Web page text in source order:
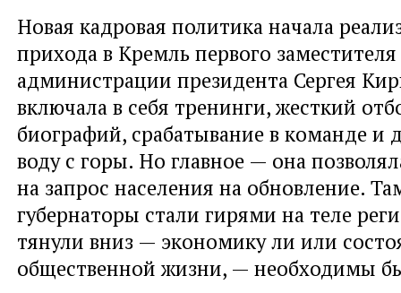
Новая кадровая политика начала
прихода в Кремль первого
администрации президента Сергея
включала в себя тренинги, жесткий
биографий, срабатывание в команде и
воду с горы. Но главное — она
на запрос населения на обновление.
губернаторы стали гирями на теле
тянули вниз — экономику ли или
общественной жизни, — необходимы